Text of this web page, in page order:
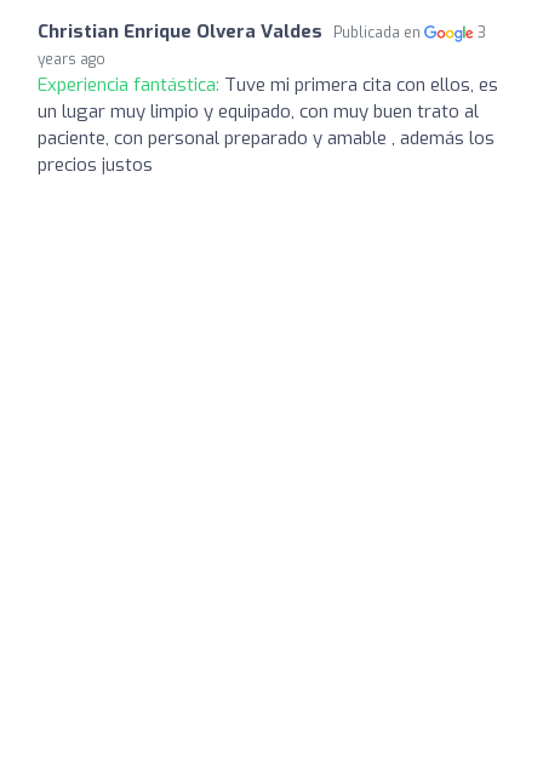
Christian Enrique Olvera Valdes Publicada en
3
years ago
Experiencia fantástica: Tuve mi primera cita con ellos, es
un lugar muy limpio y equipado, con muy buen trato al
paciente, con personal preparado y amable , además los
precios justos